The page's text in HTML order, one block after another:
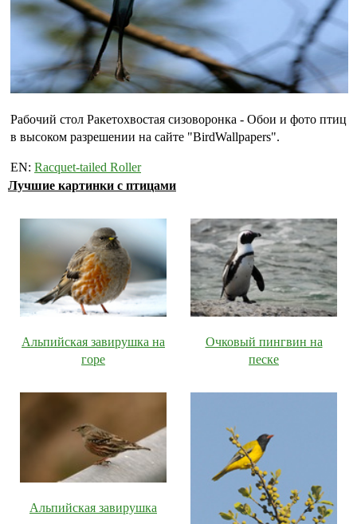
Рабочий стол Ракетохвостая сизоворонка - Обои и фото птиц
в высоком разрешении на сайте "BirdWallpapers".
EN: Racquet-tailed Roller
Лучшие картинки с птицами
Альпийская завирушка на
горе
Очковый пингвин на
песке
Альпийская завирушка